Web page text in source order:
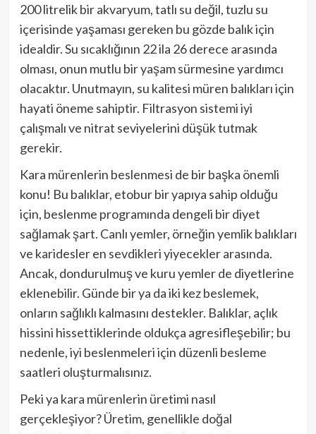
200 litrelik bir akvaryum, tatlı su değil, tuzlu su
içerisinde yaşaması gereken bu gözde balık için
idealdir. Su sıcaklığının 22 ila 26 derece arasında
olması, onun mutlu bir yaşam sürmesine yardımcı
olacaktır. Unutmayın, su kalitesi müren balıkları için
hayati öneme sahiptir. Filtrasyon sistemi iyi
çalışmalı ve nitrat seviyelerini düşük tutmak
gerekir.
Kara mürenlerin beslenmesi de bir başka önemli
konu! Bu balıklar, etobur bir yapıya sahip olduğu
için, beslenme programında dengeli bir diyet
sağlamak şart. Canlı yemler, örneğin yemlik balıkları
ve karidesler en sevdikleri yiyecekler arasında.
Ancak, dondurulmuş ve kuru yemler de diyetlerine
eklenebilir. Günde bir ya da iki kez beslemek,
onların sağlıklı kalmasını destekler. Balıklar, açlık
hissini hissettiklerinde oldukça agresifleşebilir; bu
nedenle, iyi beslenmeleri için düzenli besleme
saatleri oluşturmalısınız.
Peki ya kara mürenlerin üretimi nasıl
gerçekleşiyor? Üretim, genellikle doğal